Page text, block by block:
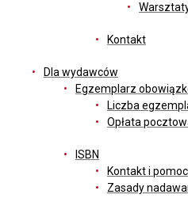
Kontakt
Dla wydawców
Egzemplarz
Liczba
Opłata
ISBN
Kontakt i pomoc
Zasady